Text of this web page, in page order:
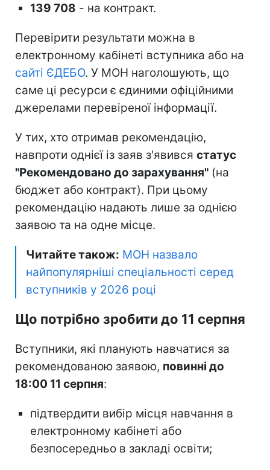
139 708 - на контракт.
Перевірити результати можна в
електронному кабінеті вступника або на
сайті ЄДЕБО. У МОН наголошують, що
саме ці ресурси є єдиними офіційними
джерелами перевіреної інформації.
У тих, хто отримав рекомендацію,
навпроти однієї із заяв з'явився статус
"Рекомендовано до зарахування" (на
бюджет або контракт). При цьому
рекомендацію надають лише за однією
заявою та на одне місце.
Читайте також: МОН назвало
найпопулярніші спеціальності серед
вступників у 2026 році
Що потрібно зробити до 11 серпня
Вступники, які планують навчатися за
рекомендованою заявою, повинні до
18:00 11 серпня:
підтвердити вибір місця навчання в
електронному кабінеті або
безпосередньо в закладі освіти;